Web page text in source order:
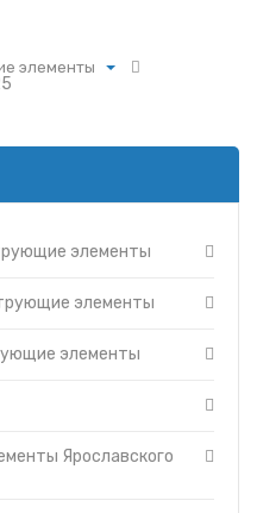
элементы
элементы
МАЗ
Ярославского
ЗМЗ
ГАЗ
Iveco
элементы
элементы
элементы
Ярославского